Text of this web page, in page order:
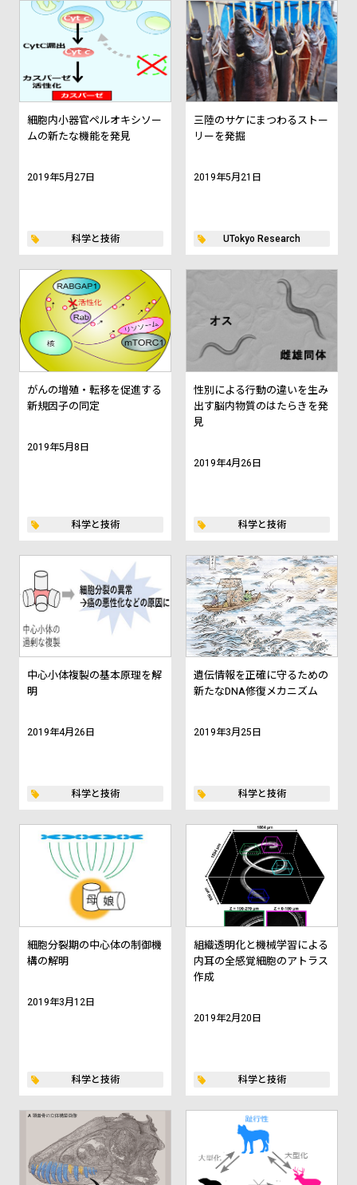
細胞内小器官ペルオキシソー
ムの新たな機能を発見
2019年5月27日
科学と技術
三陸のサケにまつわるストー
リーを発掘
2019年5月21日
UTokyo Research
がんの増殖・転移を促進する
新規因子の同定
2019年5月8日
科学と技術
性別による行動の違いを生み
出す脳内物質のはたらきを発
見
2019年4月26日
科学と技術
中心小体複製の基本原理を解
明
2019年4月26日
科学と技術
遺伝情報を正確に守るための
新たなDNA修復メカニズム
2019年3月25日
科学と技術
細胞分裂期の中心体の制御機
構の解明
2019年3月12日
科学と技術
組織透明化と機械学習による
内耳の全感覚細胞のアトラス
作成
2019年2月20日
科学と技術